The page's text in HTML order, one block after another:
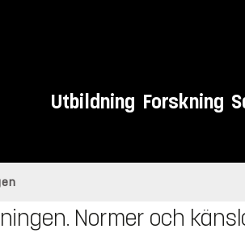
Utbildning Forskning
Normer och